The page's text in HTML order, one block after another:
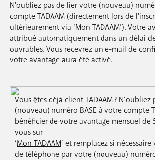
N'oubliez pas de lier votre (nouveau)
compte TADAAM (directement lors de
ultérieurement via ‘Mon TADAAM’). Votre
attribué automatiquement dans un délai
ouvrables. Vous recevrez un e-mail de
votre avantage aura été activé.
Vous êtes déjà client TADAAM ?
(nouveau) numéro BASE à votre compte
bénéficier de votre avantage mensuel de
vous sur
‘Mon TADAAM’ et remplacez si
de téléphone par votre (nouveau) numéro